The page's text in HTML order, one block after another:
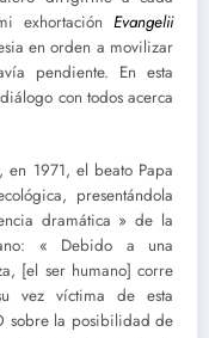
exhortación Evangelii
en orden a movilizar
pendiente. En esta
con todos acerca
, en 1971, el beato Papa
presentándola
dramática » de la
« Debido a una
[el ser humano] corre
vez víctima de esta
sobre la posibilidad de